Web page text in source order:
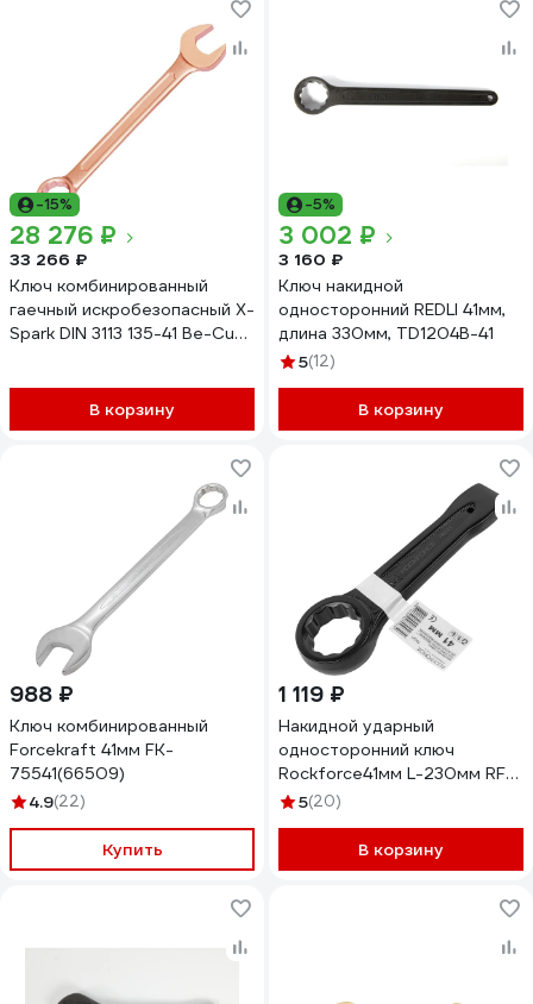
-15%
28 276 ₽
33 266 ₽
Ключ комбинированный
гаечный искробезопасный X-
Spark DIN 3113 135-41 Be-Cu
В корзину
-5%
3 002 ₽
3 160 ₽
Ключ накидной
односторонний REDLI 41мм,
длина 330мм, TD1204B-41
5(12)
В корзину
988 ₽
Ключ комбинированный
Forcekraft 41мм FK-
75541(66509)
4.9(22)
Купить
1 119 ₽
Накидной ударный
односторонний ключ
Rockforce41мм L-230мм RF-
79341(17524)
5(20)
В корзину